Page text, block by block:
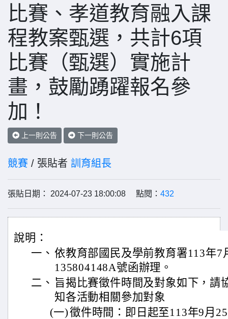
比賽、孝道教育融入課
程教案甄選，共計6項
比賽（甄選）實施計
畫，鼓勵踴躍報名參
加！
上一則公告 下一則公告
競賽 / 張貼者 訓育組長
張貼日期： 2024-07-23 18:00:08 點閱： 432
說明：
一、 依教育部國民及學前教育署113年7
135804148A號函辦理。
二、 旨揭比賽徵件時間及對象如下，請
知各活動相關參加對象
(一)徵件時間：即日起至113年9月